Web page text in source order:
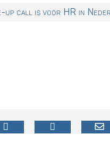
Skills-gerichte
skillstaal
up call is voor HR in